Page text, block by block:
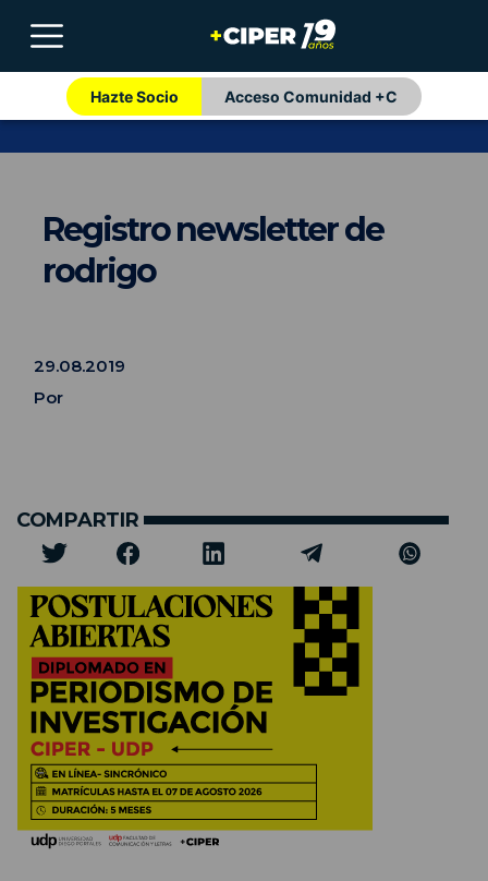
Hazte Socio Acceso Comunidad +C
Registro newsletter de
rodrigo
29.08.2019
Por
COMPARTIR